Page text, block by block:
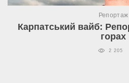
Репортаж
Карпатський вайб:
горах
2 205